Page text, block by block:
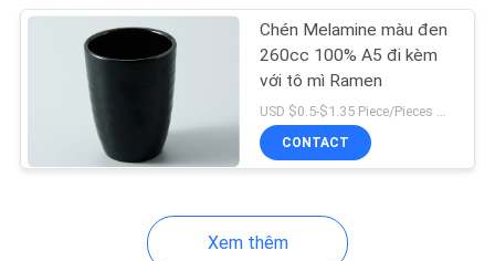
Bộ bát sứ
Chén Melamine màu đen
260cc 100% A5 đi kèm
với tô mì Ramen
USD $0.5-$1.35 Piece/Pieces MOQ:300 mảnh / miếng
CONTACT
Xem thêm